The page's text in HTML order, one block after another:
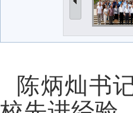
陈炳灿书